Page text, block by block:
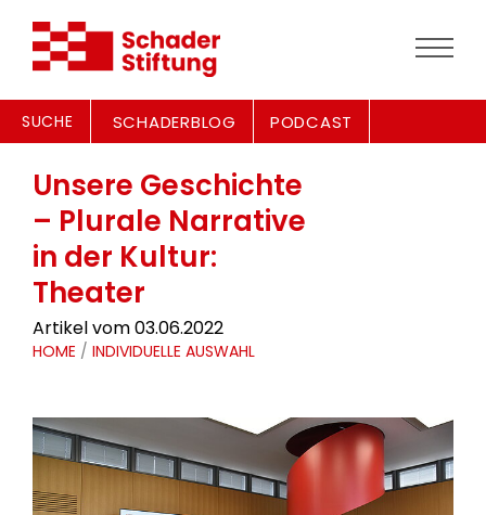
SUCHE SCHADERBLOG PODCAST
Unsere Geschichte
– Plurale Narrative
in der Kultur:
Theater
Artikel vom 03.06.2022
HOME / INDIVIDUELLE AUSWAHL